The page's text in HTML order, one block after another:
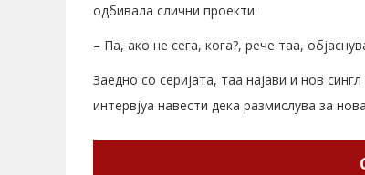
одбивала слични проекти.
– Па, ако не сега, кога?, рече таа,
Заедно со серијата, таа најави и нов
интервјуа навести дека размислува за